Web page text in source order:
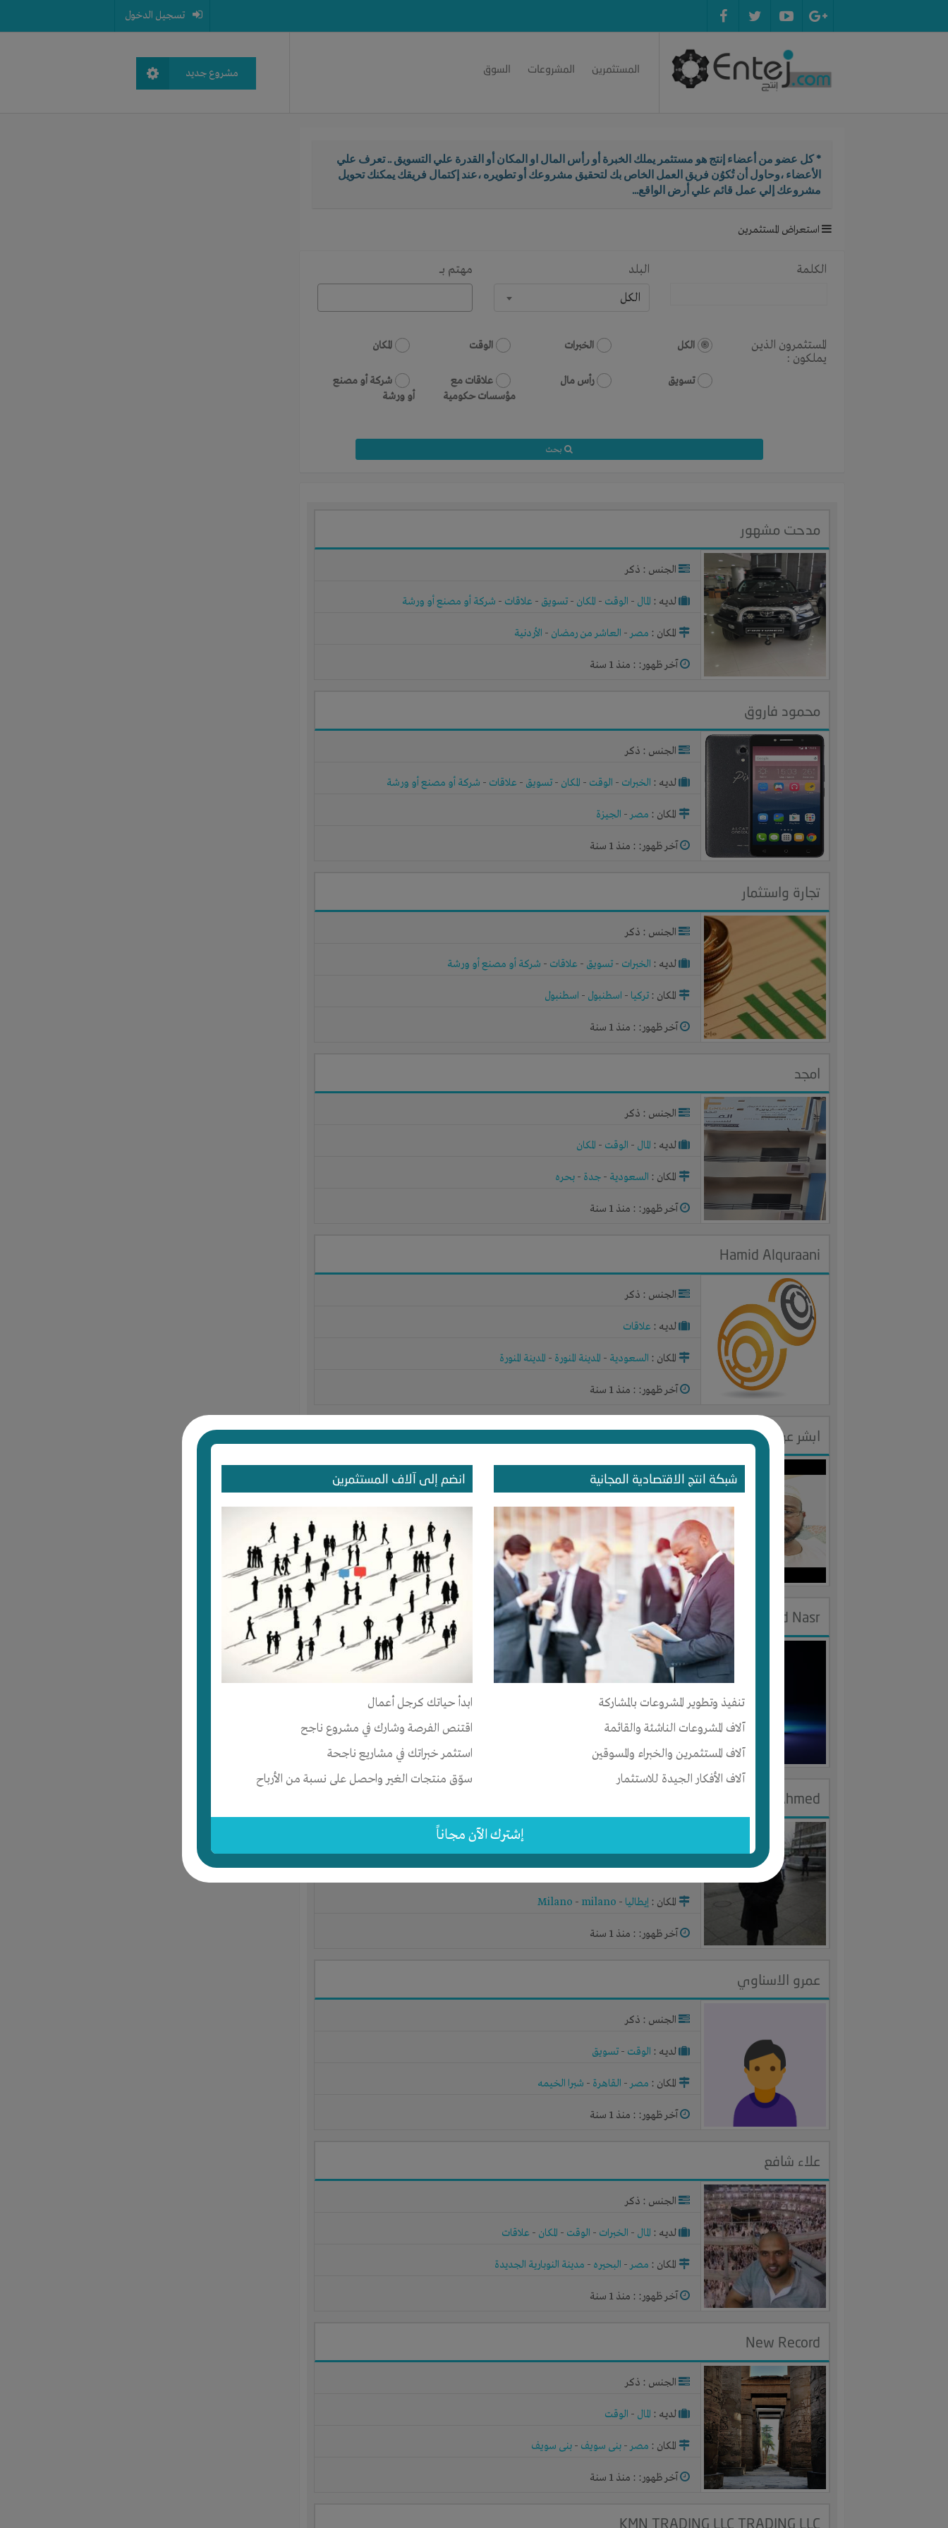
شبكة انتج الاقتصادية المجانية
تنفيذ وتطوير المشروعات بالمشاركة
آلاف المشروعات الناشئة والقائمة
آلاف المستثمرين والخبراء والمسوقين
آلاف الأفكار الجيدة للاستثمار
انضم إلى آلاف المستثمرين
ابدأ حياتك كرجل أعمال
اقتنص الفرصة وشارك في مشروع ناجح
استثمر خبراتك في مشاريع ناجحة
سوّق منتجات الغير واحصل على نسبة من الأرباح
إشترك الآن مجاناً
تسجيل الدخول
المستثمرين المشروعات السوق مشروع جديد
* كل عضو من أعضاء إنتج هو مستثمر يملك الخبرة أو رأس المال او المكان أو القدرة علي التسويق .. تعرف علي
الأعضاء ،وحاول أن تُكوُن فريق العمل الخاص بك لتحقيق مشروعك أو تطويره ،عند إكتمال فريقك يمكنك تحويل
مشروعك إلي عمل قائم علي أرض الواقع...
استعراض المستثمرين
الكلمة
البلد
الكل
مهتم بـــ
المستثمرون الذين
يملكون :
الكل الخبرات الوقت المكان
تسويق رأس مال
علاقات مع
مؤسسات حكومية
شركة أو مصنع
أو ورشة
بحث
مدحت مشهور
الجنس : ذكر
لديـه : المال - الوقت - المكان - تسويق - علاقات - شركة أو مصنع أو ورشة
المكان : مصر- العاشر من رمضان - الأردنية
آخر ظهور: : منذ 1 سنة
محمود فاروق
الجنس : ذكر
لديـه : الخبرات - الوقت - المكان - تسويق - علاقات - شركة أو مصنع أو ورشة
المكان : مصر- الجيزة
آخر ظهور: : منذ 1 سنة
تجارة واستثمار
الجنس : ذكر
لديـه : الخبرات - تسويق - علاقات - شركة أو مصنع أو ورشة
المكان : تركيا - اسطنبول - اسطنبول
آخر ظهور: : منذ 1 سنة
امجد
الجنس : ذكر
لديـه : المال - الوقت - المكان
المكان : السعودية - جدة - بحره
آخر ظهور: : منذ 1 سنة
Hamid Alquraani
الجنس : ذكر
لديـه : علاقات
المكان : السعودية - المدينة المنورة - المدينة المنورة
آخر ظهور: : منذ 1 سنة
ابشر عريبي
الجنس : ذكر
لديـه :المال
المكان : السودان- ولاية نهر النيل- شندى
آخر ظهور: : منذ 1 سنة
Mohamed Nasr
الجنس : ذكر
المكان : الولايات المتحدة virginia
آخر ظهور: : منذ 1 سنة
Abdelrahman Ahmed
لديـه :الوقت-شركة أو مصنع أو ورشة
المكان : إيطاليا -
Milano - milano
آخر ظهور: : منذ 1 سنة
عمرو الاسناوي
الجنس : ذكر
لديـه : الوقت - تسويق
المكان : مصر- القاهرة - شبرا الخيمه
آخر ظهور: : منذ 1 سنة
علاء شافع
الجنس : ذكر
لديـه : المال - الخبرات - الوقت - المكان - علاقات
المكان : مصر- البحيره - مدينة النوبارية الجديدة
آخر ظهور: : منذ 1 سنة
New Record
الجنس : ذكر
لديـه : المال - الوقت
المكان : مصر- بنى سويف - بنى سويف
آخر ظهور: : منذ 1 سنة
KMN TRADING LLC TRADING LLC